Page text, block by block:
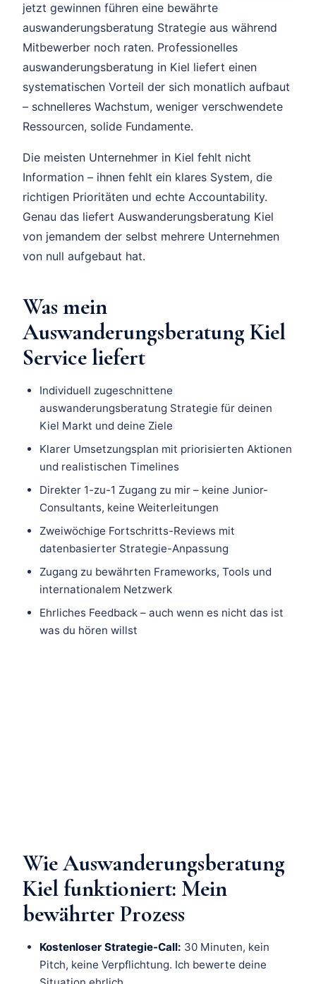
jetzt gewinnen führen eine bewährte
auswanderungsberatung Strategie aus während
Mitbewerber noch raten. Professionelles
auswanderungsberatung in Kiel liefert einen
systematischen Vorteil der sich monatlich aufbaut
– schnelleres Wachstum, weniger verschwendete
Ressourcen, solide Fundamente.
Die meisten Unternehmer in Kiel fehlt nicht
Information – ihnen fehlt ein klares System, die
richtigen Prioritäten und echte Accountability.
Genau das liefert Auswanderungsberatung Kiel
von jemandem der selbst mehrere Unternehmen
von null aufgebaut hat.
Was mein
Auswanderungsberatung Kiel
Service liefert
Individuell zugeschnittene
auswanderungsberatung Strategie für deinen
Kiel Markt und deine Ziele
Klarer Umsetzungsplan mit priorisierten Aktionen
und realistischen Timelines
Direkter 1-zu-1 Zugang zu mir – keine Junior-
Consultants, keine Weiterleitungen
Zweiwöchige Fortschritts-Reviews mit
datenbasierter Strategie-Anpassung
Zugang zu bewährten Frameworks, Tools und
internationalem Netzwerk
Ehrliches Feedback – auch wenn es nicht das ist
was du hören willst
Wie Auswanderungsberatung
Kiel funktioniert: Mein
bewährter Prozess
Kostenloser Strategie-Call: 30 Minuten, kein
Pitch, keine Verpflichtung. Ich bewerte deine